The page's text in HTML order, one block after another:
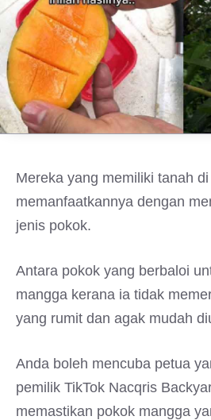
Mereka yang memiliki tanah
memanfaatkannya dengan
jenis pokok.
Antara pokok yang berbaloi
mangga kerana ia tidak
yang rumit dan agak mudah
Anda boleh mencuba petua
pemilik TikTok Nacqris
memastikan pokok mangga